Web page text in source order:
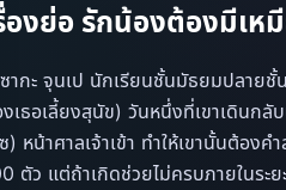
องย่อ รักน้องต้องมีเห
ากะ จุนเป นักเรียนชั้นมัธยมปลาย
เธอเลี้ยงสุนัข) วันหนึ่งที่เขาเดินกลั
) หน้าศาลเจ้าเข้า ทำให้เขานั้นต้อง
ตัว แต่ถ้าเกิดช่วยไม่ครบภายในระ